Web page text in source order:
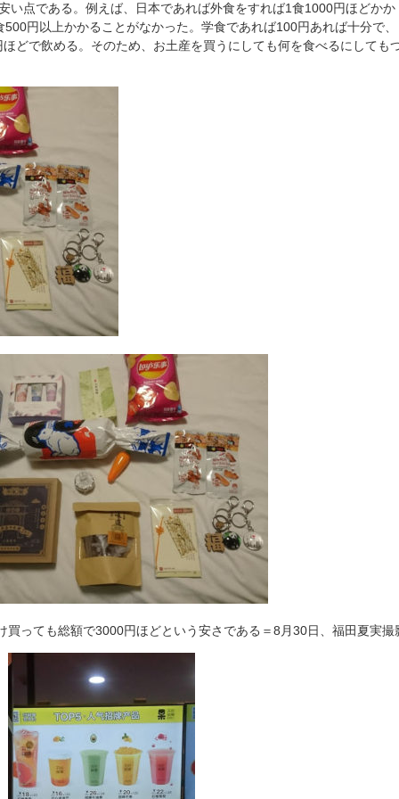
点である。例えば、日本であれば外食をすれば1食1000円ほどかか
円以上かかることがなかった。学食であれば100円あれば十分で
どで飲める。そのため、お土産を買うにしても何を食べるにしても
っても総額で3000円ほどという安さである＝8月30日、福田夏実撮